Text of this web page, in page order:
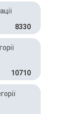
8330
10710